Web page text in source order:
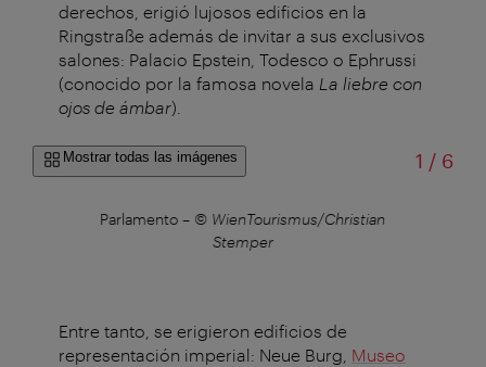
derechos, erigió lujosos edificios en la
Ringstraße además de invitar a sus exclusivos
salones: Palacio Epstein, Todesco o Ephrussi
(conocido por la famosa novela La liebre con
ojos de ámbar).
Mostrar todas las imágenes 1 /de
6
Parlamento – © WienTourismus/Christian
Stemper
Entre tanto, se erigieron edificios de
representación imperial: Neue Burg, Museo